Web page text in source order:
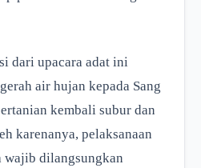
dari upacara adat ini
air hujan kepada Sang
kembali subur dan
karenanya, pelaksanaan
dilangsungkan